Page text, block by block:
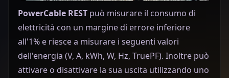
PowerCable REST può misurare il consumo di
elettricità con un margine di errore inferiore
all'1% e riesce a misurare i seguenti valori
dell'energia (V, A, kWh, W, Hz, TruePF). Inoltre può
attivare o disattivare la sua uscita utilizzando uno